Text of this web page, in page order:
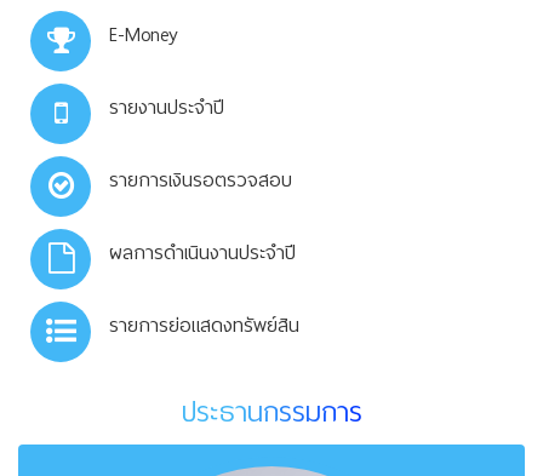
E-Money
รายงานประจำปี
รายการเงินรอตรวจสอบ
ผลการดำเนินงานประจำปี
รายการย่อแสดงทรัพย์สิน
ประธานกรรมการ